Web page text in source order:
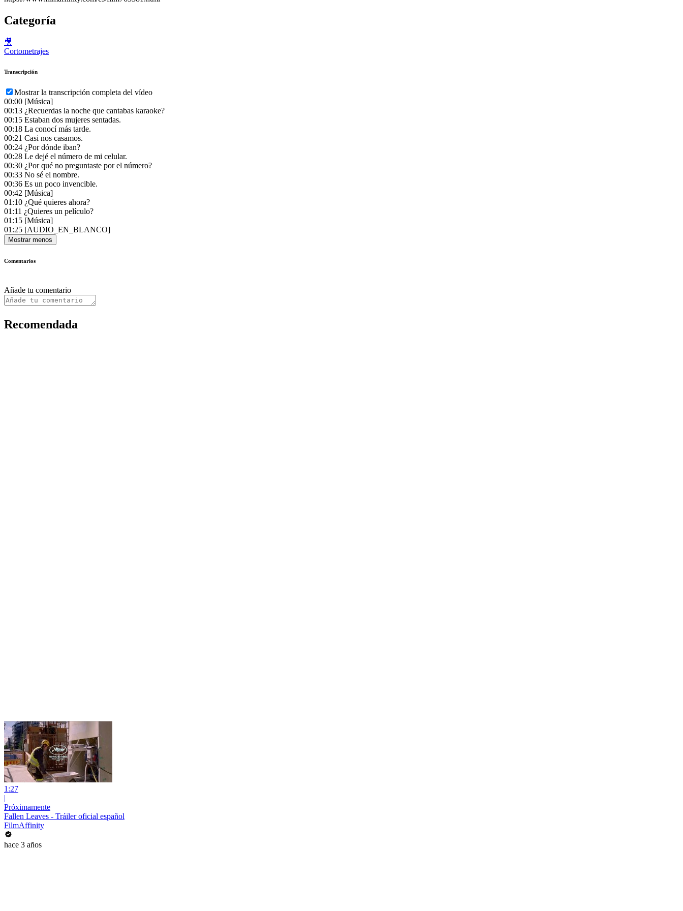
Categoría
🎥
Cortometrajes
Transcripción
Mostrar la transcripción completa del vídeo
00:00 [Música]
00:13 ¿Recuerdas la noche que cantabas karaoke?
00:15 Estaban dos mujeres sentadas.
00:18 La conocí más tarde.
00:21 Casi nos casamos.
00:24 ¿Por dónde iban?
00:28 Le dejé el número de mi celular.
00:30 ¿Por qué no preguntaste por el número?
00:33 No sé el nombre.
00:36 Es un poco invencible.
00:42 [Música]
01:10 ¿Qué quieres ahora?
01:11 ¿Quieres un películo?
01:15 [Música]
01:25 [AUDIO_EN_BLANCO]
Mostrar menos
Comentarios
Añade tu comentario
Recomendada
1:27
|
Próximamente
Fallen Leaves - Tráiler oficial español
FilmAffinity
hace 3 años